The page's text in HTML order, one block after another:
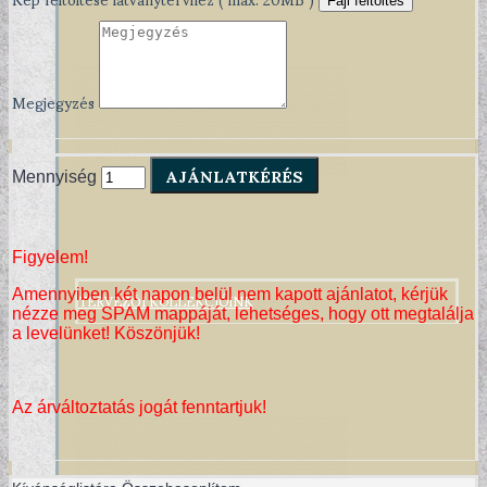
TERVEZŐI KOLLEKCIÓINK
Megjegyzés
Mennyiség AJÁNLATKÉRÉS
Figyelem!
Amennyiben két napon belül nem kapott ajánlatot, kérjük
nézze meg SPAM mappáját, lehetséges, hogy ott megtalálja
a levelünket! Köszönjük!
Az árváltoztatás jogát fenntartjuk!